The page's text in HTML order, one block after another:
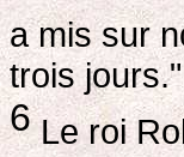
a mis sur
trois
6Le roi